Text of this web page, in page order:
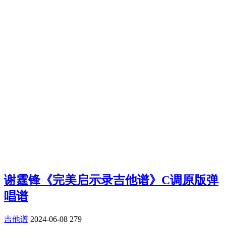
谢霆锋《完美启示录吉他谱》C调原版弹
唱谱
吉他谱 2024-06-08 279